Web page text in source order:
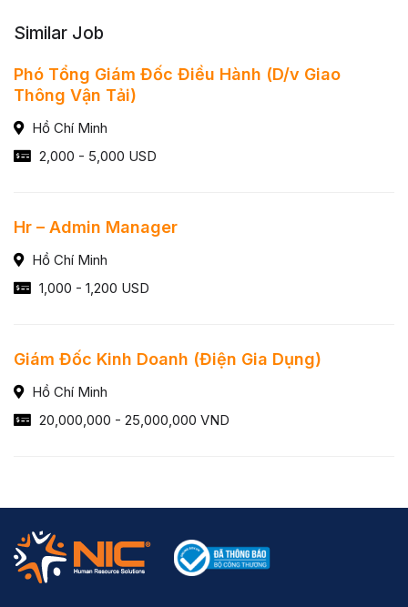
Similar Job
Phó Tổng Giám Đốc Điều Hành (D/v Giao
Thông Vận Tải)
Hồ Chí Minh
2,000 - 5,000 USD
Hr – Admin Manager
Hồ Chí Minh
1,000 - 1,200 USD
Giám Đốc Kinh Doanh (Điện Gia Dụng)
Hồ Chí Minh
20,000,000 - 25,000,000 VND